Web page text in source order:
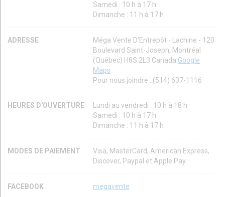
Samedi : 10 h à 17 h
Dimanche : 11 h à 17 h
ADRESSE
Méga Vente D'Entrepôt - Lachine - 120
Boulevard Saint-Joseph, Montréal
(Québec) H8S 2L3 Canada Google
Maps
Pour nous joindre : (514) 637-1116
HEURES D'OUVERTURE
Lundi au vendredi : 10 h à 18 h
Samedi : 10 h à 17 h
Dimanche : 11 h à 17 h
MODES DE PAIEMENT
Visa, MasterCard, American Express,
Discover, Paypal et Apple Pay
FACEBOOK megavente